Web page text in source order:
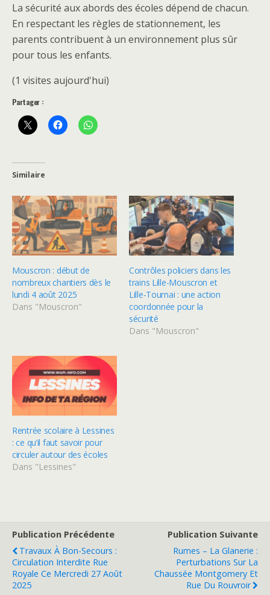
La sécurité aux abords des écoles dépend de chacun.
En respectant les règles de stationnement, les
parents contribuent à un environnement plus sûr
pour tous les enfants.
(1 visites aujourd'hui)
Partager :
Similaire
Mouscron : début de
nombreux chantiers dès le
lundi 4 août 2025
Dans "Mouscron"
Contrôles policiers dans les
trains Lille-Mouscron et
Lille-Tournai : une action
coordonnée pour la
sécurité
Dans "Mouscron"
Rentrée scolaire à Lessines
: ce qu’il faut savoir pour
circuler autour des écoles
Dans "Lessines"
Publication Précédente
Travaux À Bon-Secours :
Circulation Interdite Rue
Royale Ce Mercredi 27 Août
2025
Publication Suivante
Rumes – La Glanerie :
Perturbations Sur La
Chaussée Montgomery Et
Rue Du Rouvroir